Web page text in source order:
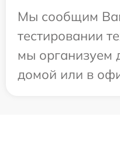
Мы сообщим
тестировании
мы организуем
домой или в